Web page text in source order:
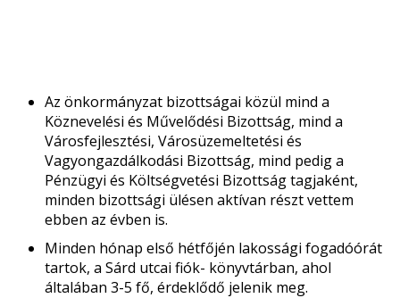
Az önkormányzat bizottságai közül mind a
Köznevelési és Művelődési Bizottság, mind a
Városfejlesztési, Városüzemeltetési és
Vagyongazdálkodási Bizottság, mind pedig a
Pénzügyi és Költségvetési Bizottság tagjaként,
minden bizottsági ülésen aktívan részt vettem
ebben az évben is.
Minden hónap első hétfőjén lakossági fogadóórát
tartok, a Sárd utcai fiók- könyvtárban, ahol
általában 3-5 fő, érdeklődő jelenik meg.